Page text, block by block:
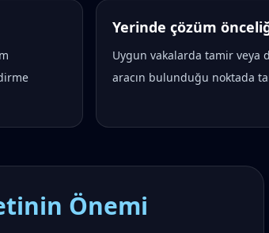
Yerinde çözüm
Uygun vakalarda tamir veya
aracın bulunduğu noktada
Önemi